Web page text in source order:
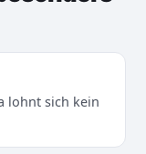
lohnt sich kein